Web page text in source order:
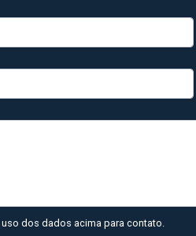
dos dados acima para contato.